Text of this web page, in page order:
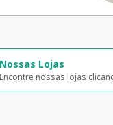
segura
dados 100% seguros